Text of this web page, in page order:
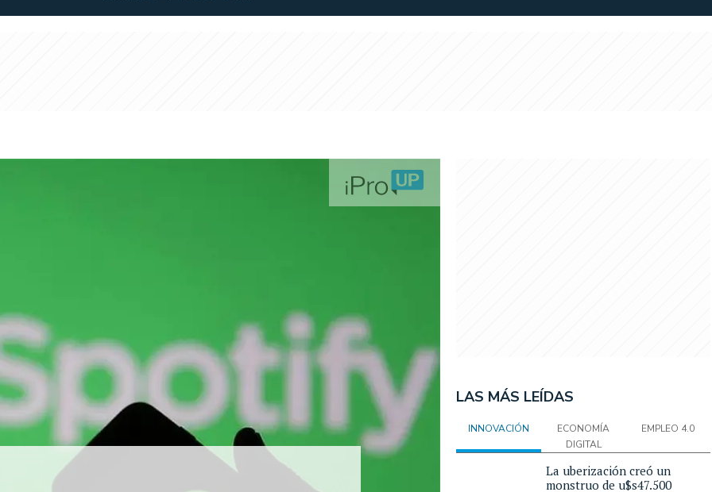
LAS MÁS LEÍDAS
INNOVACIÓN
ECONOMÍA
DIGITAL
EMPLEO 4.0
La uberización creó un
monstruo de u$s47.500